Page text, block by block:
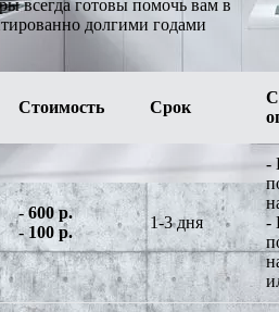
всегда готовы помочь вам в
долгими годами
Стоимость Срок
-600 р.
-100 р.
1-3 дня
-
-